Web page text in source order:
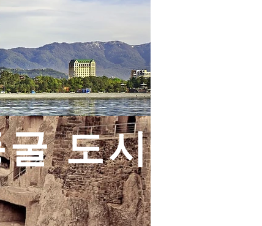
도시